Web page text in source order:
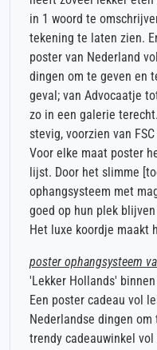
in 1 woord te
tekening te laten zien.
poster van Nederland
dingen om te geven en
geval; van Advocaatje
zo in een galerie
stevig, voorzien van
Voor elke maat poster
lijst. Door het slimme
ophangsysteem met
goed op hun plek
Het luxe koordje maakt
poster ophangsysteem
'Lekker Hollands'
Een poster cadeau vol
Nederlandse dingen om
trendy cadeauwinkel